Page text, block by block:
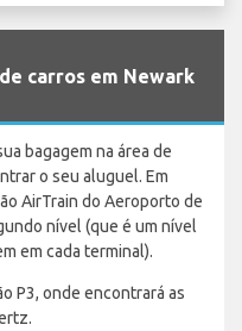
carros em Newark
bagagem na área de
o seu aluguel. Em
AirTrain do Aeroporto de
nível (que é um nível
em cada terminal).
P3, onde encontrará as